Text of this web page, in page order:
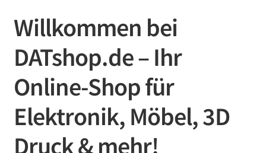
Mein Account
Kontakt
Willkommen bei
DATshop.de – Ihr
Online-Shop für
Elektronik, Möbel, 3D
Druck & mehr!